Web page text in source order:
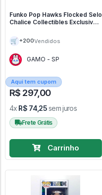
Funko Pop Hawks Flocked Selo
Chalice Collectibles Exclusive
🛒 +200Vendidos
GAMO - SP
Aqui tem cupom
R$ 297,00
4x R$ 74,25sem juros
Frete Grátis
Carrinho